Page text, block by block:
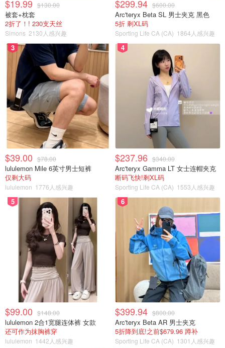
Evangelie Sandal Heel|B03690MTEZ02
Pink&ndash; Sergio Rossi
购买
$19.99 $130.00
被套+枕套
2折了！! 230支天丝
Simons 2130人感兴趣
$299.94 $600.00
Arc'teryx Beta SL 男士夹克 黑色
5折 剩XL码
Sporting Life CA (CA) 1864人感兴趣
3
$39.00 $78.00
lululemon Mile 6英寸男士短裤
仅剩大码
lululemon 1776人感兴趣
4
$237.96 $340.00
Arc'teryx Gamma LT 女士连帽夹克
断码飞快!剩XL码
Sporting Life CA (CA) 1553人感兴趣
5
$99.00 $148.00
lululemon 2合1宽腿连体裤 女款
还可作为抹胸裤穿
lululemon 1442人感兴趣
6
$399.94 $800.00
Arc'teryx Beta AR 男士夹克
5折降到底!之前$679.96 蹲补
Sporting Life CA (CA) 1301人感兴趣